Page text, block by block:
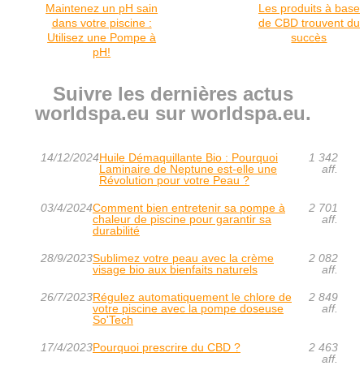
Maintenez un pH sain
dans votre piscine :
Utilisez une Pompe à
pH!
Les produits à base
de CBD trouvent du
succès
Suivre les dernières actus
worldspa.eu sur worldspa.eu.
14/12/2024Huile Démaquillante Bio : Pourquoi
Laminaire de Neptune est-elle une
Révolution pour votre Peau ?
1 342
aff.
03/4/2024Comment bien entretenir sa pompe à
chaleur de piscine pour garantir sa
durabilité
2 701
aff.
28/9/2023Sublimez votre peau avec la crème
visage bio aux bienfaits naturels
2 082
aff.
26/7/2023Régulez automatiquement le chlore de
votre piscine avec la pompe doseuse
So'Tech
2 849
aff.
17/4/2023Pourquoi prescrire du CBD ?
2 463
aff.